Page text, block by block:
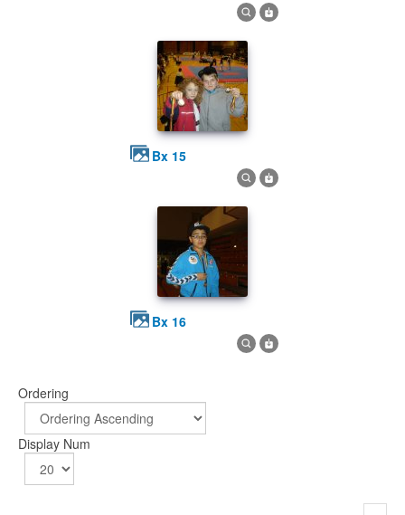
bx 15
bx 16
Ordering
Display Num